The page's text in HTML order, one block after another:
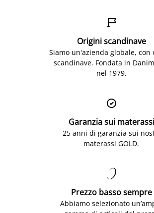

Origini scandinave
Siamo un'azienda globale, con
scandinave. Fondata in
nel 1979.

Garanzia sui materassi
25 anni di garanzia sui
materassi GOLD.

Prezzo basso sempre
Abbiamo selezionato